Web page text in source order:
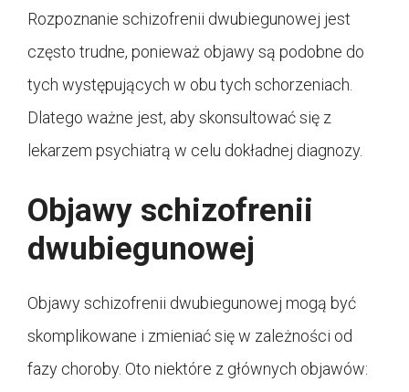
Rozpoznanie schizofrenii dwubiegunowej jest
często trudne, ponieważ objawy są podobne do
tych występujących w obu tych schorzeniach.
Dlatego ważne jest, aby skonsultować się z
lekarzem psychiatrą w celu dokładnej diagnozy.
Objawy schizofrenii
dwubiegunowej
Objawy schizofrenii dwubiegunowej mogą być
skomplikowane i zmieniać się w zależności od
fazy choroby. Oto niektóre z głównych objawów: